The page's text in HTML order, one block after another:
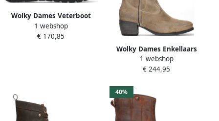
Wolky Dames Veterboot
Why Antique Nubuck
0660611-434 Terra
1 webshop
€ 170,85
Wolky Dames Enkellaars
0287645 150 Caprock
Bruched Taupe
1 webshop
€ 244,95
40%